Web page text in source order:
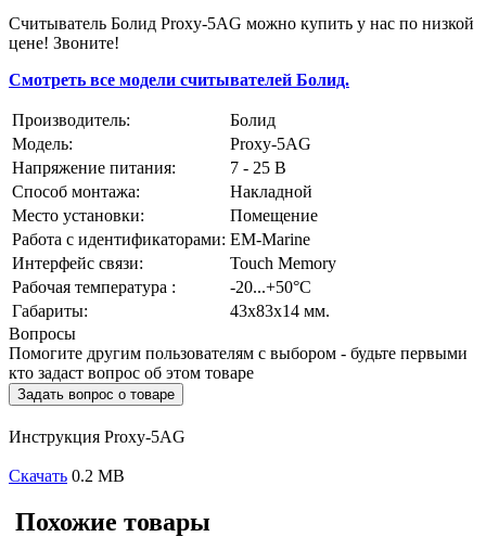
Считыватель Болид Proxy-5AG можно купить у нас по низкой
цене! Звоните!
Смотреть все модели считывателей Болид.
Производитель:
Болид
Модель:
Proxy-5AG
Напряжение питания:
7 - 25 В
Способ монтажа:
Накладной
Место установки:
Помещение
Работа с идентификаторами: EM-Marine
Интерфейс связи:
Touch Memory
Рабочая температура :
-20...+50°С
Габариты:
43х83х14 мм.
Вопросы
Помогите другим пользователям с выбором - будьте первыми
кто задаст вопрос об этом товаре
Задать вопрос о товаре
Инструкция Proxy-5AG
Скачать 0.2 MB
Похожие товары